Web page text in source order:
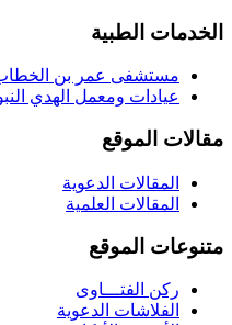
الخدمات الطبية
مستشفى عمر بن الخطاب
عيادات ومعمل الهدي
مقالات الموقع
المقالات الدعوية
المقالات العلمية
متنوعات الموقع
ركن الفتـــاوى
الفلاشات الدعوية